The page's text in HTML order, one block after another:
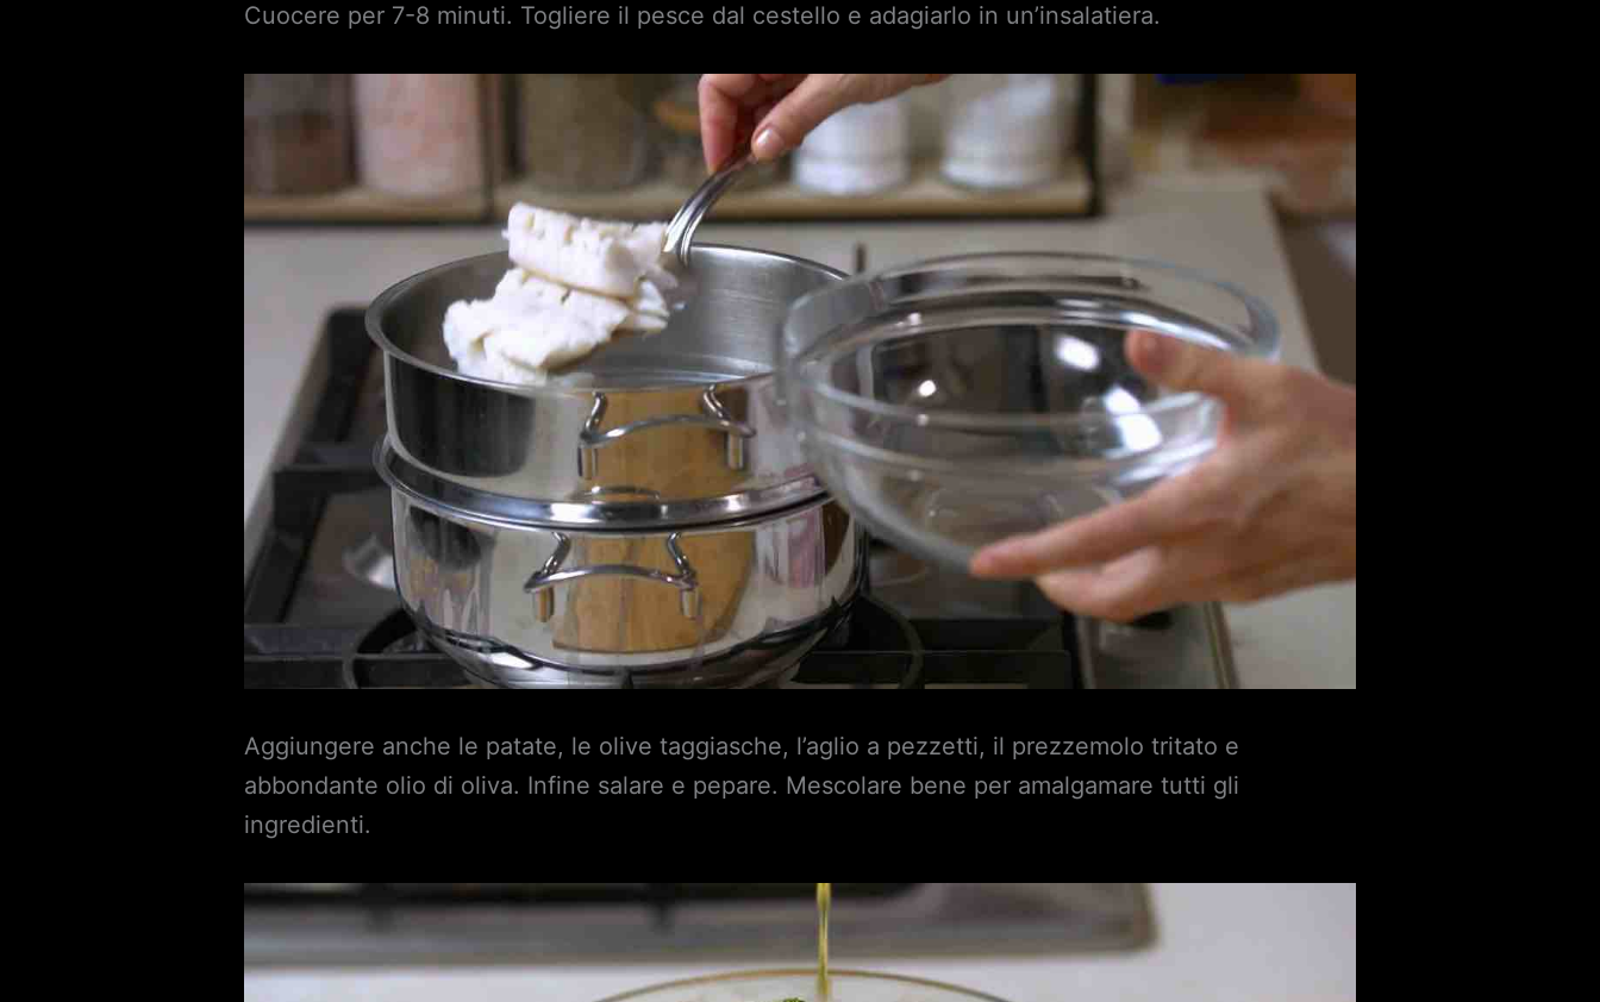
Cuocere per 7-8 minuti. Togliere il pesce dal cestello e adagiarlo in un’insalatiera.
Aggiungere anche le patate, le olive taggiasche, l’aglio a pezzetti, il prezzemolo tritato e
abbondante olio di oliva. Infine salare e pepare. Mescolare bene per amalgamare tutti gli
ingredienti.